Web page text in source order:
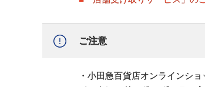
ご注意
・小田急百貨店オンラインシ